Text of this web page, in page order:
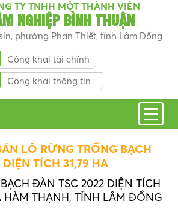
TY TNHH MỘT THÀNH VIÊN
NGHIỆP BÌNH THUẬN
phường Phan Thiết, tỉnh Lâm Đồng
Công khai tài chính
Công khai thông tin
LÔ RỪNG TRỒNG BẠCH
TÍCH 31,79 HA
ĐÀN TSC 2022 DIỆN TÍCH
HÀM THẠNH, TỈNH LÂM ĐỒNG